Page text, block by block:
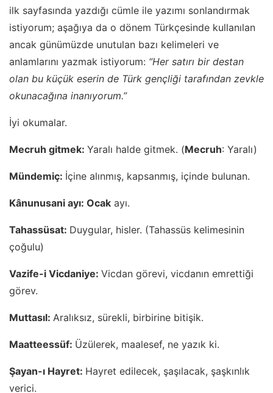
ilk sayfasında yazdığı cümle ile yazımı sonlandırmak
istiyorum; aşağıya da o dönem Türkçesinde kullanılan
ancak günümüzde unutulan bazı kelimeleri ve
anlamlarını yazmak istiyorum: “Her satırı bir destan
olan bu küçük eserin de Türk gençliği tarafından zevkle
okunacağına inanıyorum.”
İyi okumalar.
Mecruh gitmek: Yaralı halde gitmek. (Mecruh: Yaralı)
Mündemiç: İçine alınmış, kapsanmış, içinde bulunan.
Kânunusani ayı: Ocak ayı.
Tahassüsat: Duygular, hisler. (Tahassüs kelimesinin
çoğulu)
Vazife-i Vicdaniye: Vicdan görevi, vicdanın emrettiği
görev.
Muttasıl: Aralıksız, sürekli, birbirine bitişik.
Maatteessüf: Üzülerek, maalesef, ne yazık ki.
Şayan-ı Hayret: Hayret edilecek, şaşılacak, şaşkınlık
verici.